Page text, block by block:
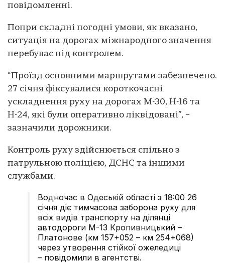
повідомленні.
Попри складні погодні умови, як вказано,
ситуація на дорогах міжнародного значення
перебуває під контролем.
“Проїзд основними маршрутами забезпечено.
27 січня фіксувалися короткочасні
ускладнення руху на дорогах М-30, Н-16 та
Н-24, які були оперативно ліквідовані”, –
зазначили дорожники.
Контроль руху здійснюється спільно з
патрульною поліцією, ДСНС та іншими
службами.
Водночас в Одеській області з 18:00 26
січня діє тимчасова заборона руху для
всіх видів транспорту на ділянці
автодороги М-13 Кропивницький –
Платонове (км 157+052 – км 254+068)
через утворення стійкої ожеледиці
– повідомили в агентстві.